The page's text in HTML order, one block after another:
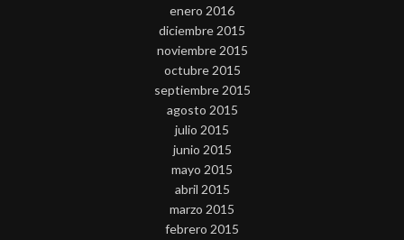
enero 2016
diciembre 2015
noviembre 2015
octubre 2015
septiembre 2015
agosto 2015
julio 2015
junio 2015
mayo 2015
abril 2015
marzo 2015
febrero 2015